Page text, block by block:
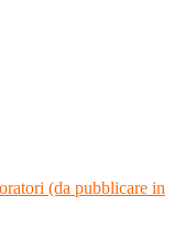
(da pubblicare in